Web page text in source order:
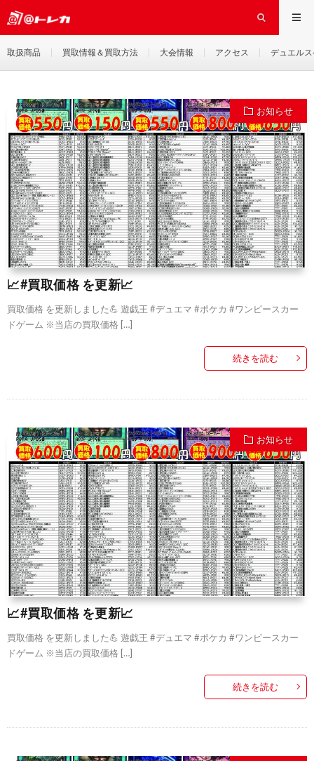
取扱商品 買取情報＆買取方法 大会情報 アクセス デュエル
お知らせ
📈#買取価格 を更新📈
買取価格 を更新しました💪 遊戯王 #デュエマ #ポケカ #ワンピースカー
ドゲーム ※当店の買取価格 […]
続きを読む
お知らせ
📈#買取価格 を更新📈
買取価格 を更新しました💪 遊戯王 #デュエマ #ポケカ #ワンピースカー
ドゲーム ※当店の買取価格 […]
続きを読む